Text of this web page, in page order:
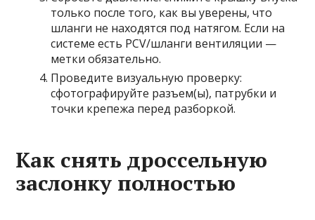
только после того, как вы уверены, что
шланги не находятся под натягом. Если на
системе есть PCV/шланги вентиляции —
метки обязательно.
Проведите визуальную проверку:
сфотографируйте разъем(ы), патрубки и
точки крепежа перед разборкой.
Как снять дроссельную
заслонку полностью